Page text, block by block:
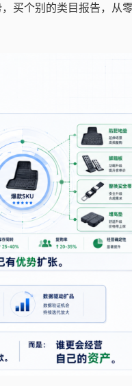
买个别的类目报告，从